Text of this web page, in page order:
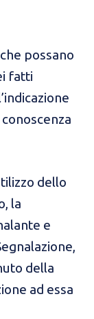
possano
fatti
dello
la
e
della
ad essa